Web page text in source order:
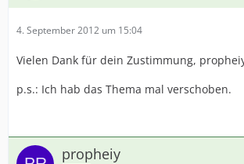
4. September 2012 um 15:04
Vielen Dank für dein Zustimmung,
p.s.: Ich hab das Thema mal verschoben.
propheiy